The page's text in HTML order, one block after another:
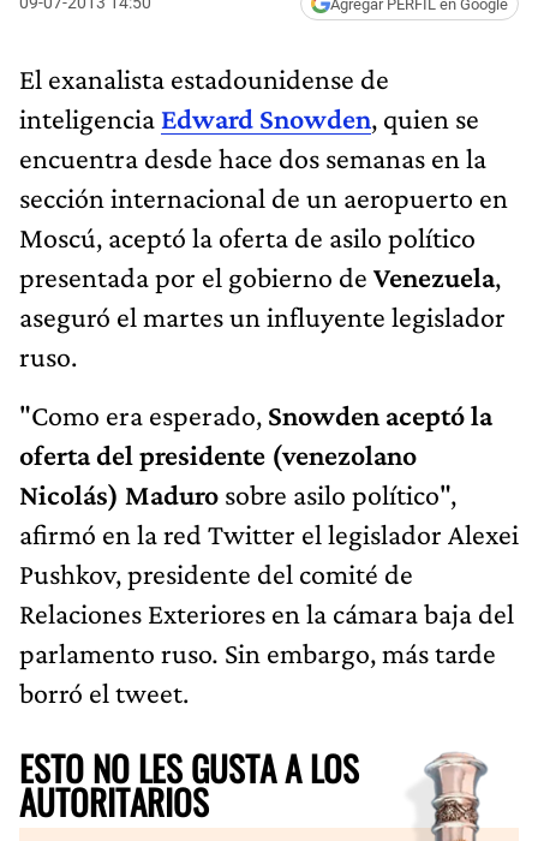
Agregar PERFIL en Google
El exanalista estadounidense de
inteligencia Edward Snowden, quien se
encuentra desde hace dos semanas en la
sección internacional de un aeropuerto en
Moscú, aceptó la oferta de asilo político
presentada por el gobierno de Venezuela,
aseguró el martes un influyente legislador
ruso.
"Como era esperado, Snowden aceptó la
oferta del presidente (venezolano
Nicolás) Maduro sobre asilo político",
afirmó en la red Twitter el legislador Alexei
Pushkov, presidente del comité de
Relaciones Exteriores en la cámara baja del
parlamento ruso. Sin embargo, más tarde
borró el tweet.
ESTO NO LES GUSTA A LOS
AUTORITARIOS